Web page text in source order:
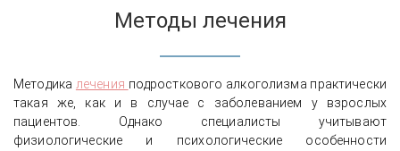
Методы лечения
Методика лечения подросткового алкоголизма практически
такая же, как и в случае с заболеванием у взрослых
пациентов. Однако специалисты учитывают
физиологические и психологические особенности